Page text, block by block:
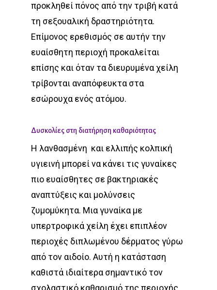
προκληθεί πόνος από την τριβή κατά
τη σεξουαλική δραστηριότητα.
Επίμονος ερεθισμός σε αυτήν την
ευαίσθητη περιοχή προκαλείται
επίσης και όταν τα διευρυμένα χείλη
τρίβονται αναπόφευκτα στα
εσώρουχα ενός ατόμου.
Δυσκολίες στη διατήρηση καθαριότητας
Η λανθασμένη και ελλιπής κολπική
υγιεινή μπορεί να κάνει τις γυναίκες
πιο ευαίσθητες σε βακτηριακές
αναπτύξεις και μολύνσεις
ζυμομύκητα. Μια γυναίκα με
υπερτροφικά χείλη έχει επιπλέον
περιοχές διπλωμένου δέρματος γύρω
από τον αιδοίο. Αυτή η κατάσταση
καθιστά ιδιαίτερα σημαντικό τον